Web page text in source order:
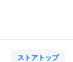
ストアトップ